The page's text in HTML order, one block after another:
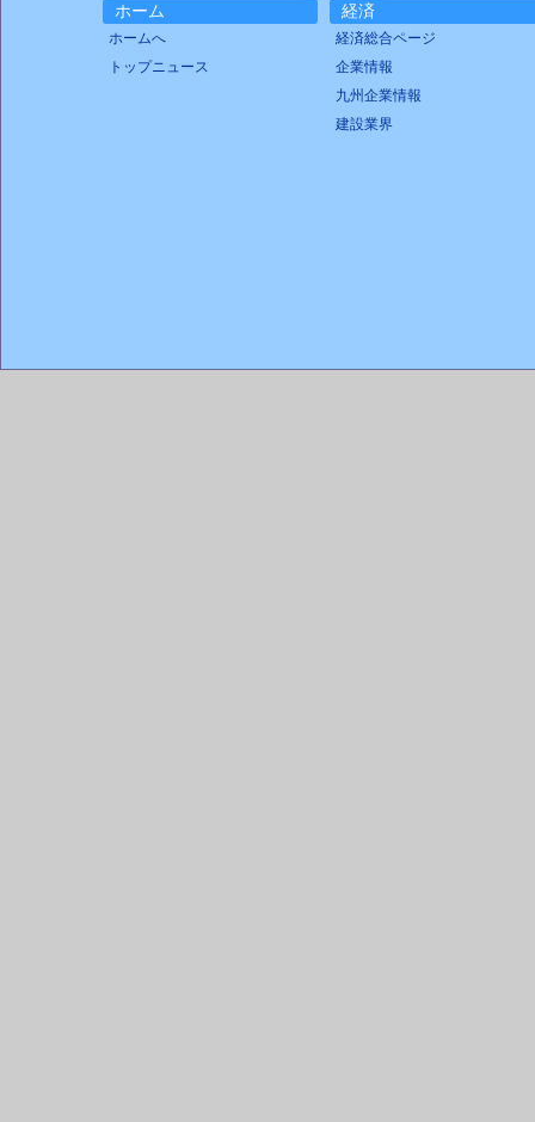
ホーム
ホームへ
トップニュース
経済
経済総合ページ
企業情報
九州企業情報
建設業界